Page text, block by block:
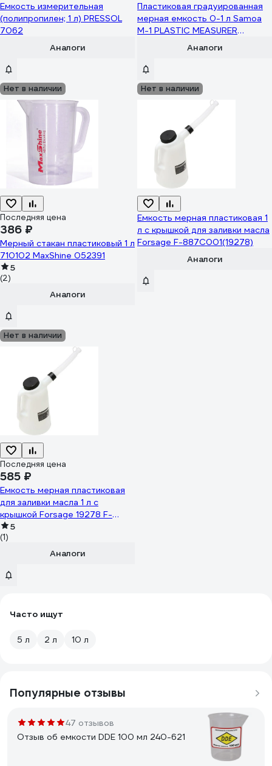
Емкость измерительная
(полипропилен; 1 л) PRESSOL
7062
Аналоги
Пластиковая градуированная
мерная емкость 0-1 л Samoa
M-1 PLASTIC MEASURER
Аналоги
Нет в наличии
Последняя цена
386 ₽
Мерный стакан пластиковый 1 л
710102 MaxShine 052391
5
(2)
Аналоги
Нет в наличии
Емкость мерная пластиковая 1
л с крышкой для заливки масла
Forsage F-887C001(19278)
Аналоги
Нет в наличии
Последняя цена
585 ₽
Емкость мерная пластиковая
для заливки масла 1 л с
крышкой Forsage 19278 F-
887C001
5
(1)
Аналоги
Часто ищут
5 л 2 л 10 л
Популярные отзывы
47 отзывов
Отзыв об емкости DDE 100 мл 240-621